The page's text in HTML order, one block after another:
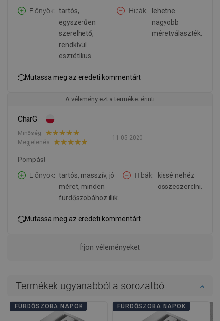
Előnyök
tartós,
egyszerűen
szerelhető,
rendkívül
esztétikus.
Hibák
lehetne
nagyobb
méretválaszték.
Mutassa meg az eredeti kommentárt
A vélemény ezt a terméket érinti
CharG
11-05-2020
Minőség:
Megjelenés:
Pompás!
Előnyök
tartós, masszív, jó
méret, minden
fürdőszobához illik.
Hibák
kissé nehéz
összeszerelni.
Mutassa meg az eredeti kommentárt
Írjon véleményeket
Termékek ugyanabból a sorozatból
FÜRDŐSZOBA NAPOK FÜRDŐSZOBA NAPOK